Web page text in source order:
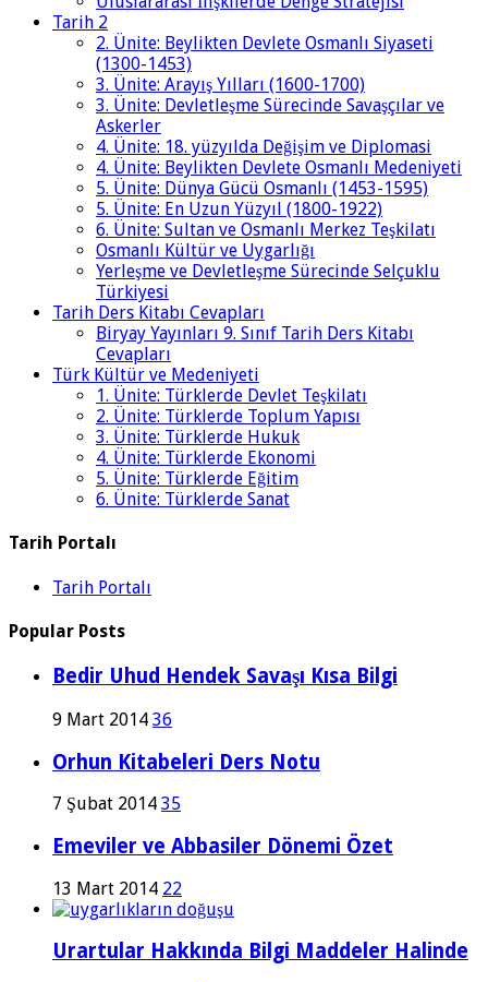
Tarih 2
2. Ünite: Beylikten Devlete Osmanlı Siyaseti
(1300-1453)
3. Ünite: Arayış Yılları (1600-1700)
3. Ünite: Devletleşme Sürecinde Savaşçılar ve
Askerler
4. Ünite: 18. yüzyılda Değişim ve Diplomasi
4. Ünite: Beylikten Devlete Osmanlı Medeniyeti
5. Ünite: Dünya Gücü Osmanlı (1453-1595)
5. Ünite: En Uzun Yüzyıl (1800-1922)
6. Ünite: Sultan ve Osmanlı Merkez Teşkilatı
Osmanlı Kültür ve Uygarlığı
Yerleşme ve Devletleşme Sürecinde Selçuklu
Türkiyesi
Tarih Ders Kitabı Cevapları
Biryay Yayınları 9. Sınıf Tarih Ders Kitabı
Cevapları
Türk Kültür ve Medeniyeti
1. Ünite: Türklerde Devlet Teşkilatı
2. Ünite: Türklerde Toplum Yapısı
3. Ünite: Türklerde Hukuk
4. Ünite: Türklerde Ekonomi
5. Ünite: Türklerde Eğitim
6. Ünite: Türklerde Sanat
Tarih Portalı
Tarih Portalı
Popular Posts
Bedir Uhud Hendek Savaşı Kısa Bilgi
9 Mart 2014 36
Orhun Kitabeleri Ders Notu
7 Şubat 2014 35
Emeviler ve Abbasiler Dönemi Özet
13 Mart 2014 22
Urartular Hakkında Bilgi Maddeler Halinde